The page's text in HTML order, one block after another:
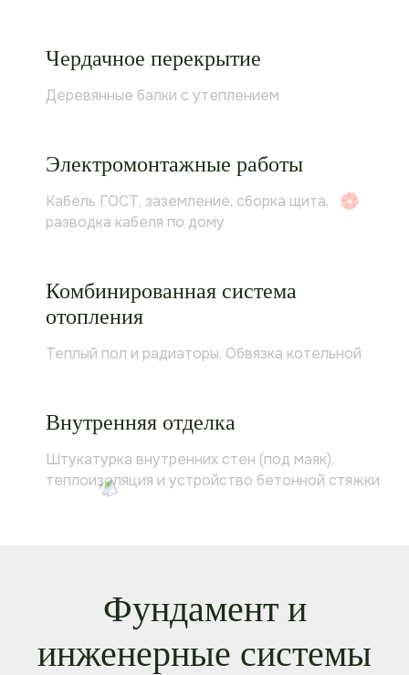
Чердачное перекрытие
Деревянные балки c утеплением
Электромонтажные работы
Кабель ГОСТ, заземление, сборка щита,
разводка кабеля по дому
Комбинированная система
отопления
Теплый пол и радиаторы. Обвязка котельной
Внутренняя отделка
Штукатурка внутренних стен (под маяк),
теплоизоляция и устройство бетонной стяжки
Фундамент и
инженерные системы